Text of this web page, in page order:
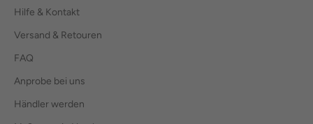
Hilfe & Kontakt
Versand & Retouren
FAQ
Anprobe bei uns
Händler werden